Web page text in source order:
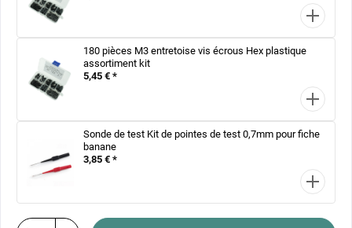
180 pièces M3 entretoise vis écrous Hex plastique
assortiment kit
5,45 € *
Sonde de test Kit de pointes de test 0,7mm pour fiche
banane
3,85 € *